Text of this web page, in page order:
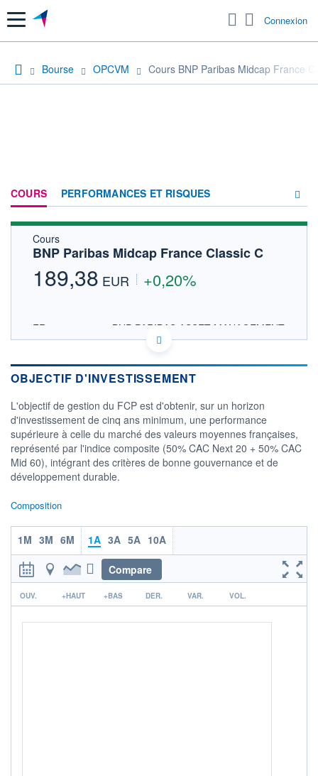
Menu Connexion
Bourse OPCVM Cours BNP Paribas Midcap France
COURS PERFORMANCES ET RISQUES
FORUM
Cours
BNP Paribas Midcap France Classic C
189,38 EUR +0,20%
FR0010616177 - BNP PARIBAS ASSET MANAGEMENT
Europe
Consulter le prospectus / DIC
02/12
170
180
CATÉGORIE MORNINGSTAR
Actions France Grandes
Cap.
FONDS PARTENAIRES
TARIFS PRIVILÉGIÉS 0%
ÉLIGIBILITÉ
PEA PEA-PME BOURSOVIE LUX
BOURSOVIE
CTO BUSINESS
OBJECTIF D'INVESTISSEMENT
L'objectif de gestion du FCP est d'obtenir, sur un horizon
d'investissement de cinq ans minimum, une performance
supérieure à celle du marché des valeurs moyennes françaises,
représenté par l'indice composite (50% CAC Next 20 + 50% CAC
Mid 60), intégrant des critères de bonne gouvernance et de
développement durable.
Composition
1M 3M 6M 1A 3A 5A 10A
Compare
r
OUV. +HAUT +BAS DER. VAR. VOL.